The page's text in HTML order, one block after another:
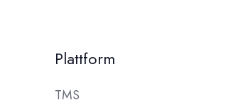
Plattform
TMS